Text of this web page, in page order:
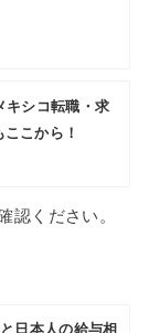
キシコ転職・求
こから！
認ください。
日本人の給与相